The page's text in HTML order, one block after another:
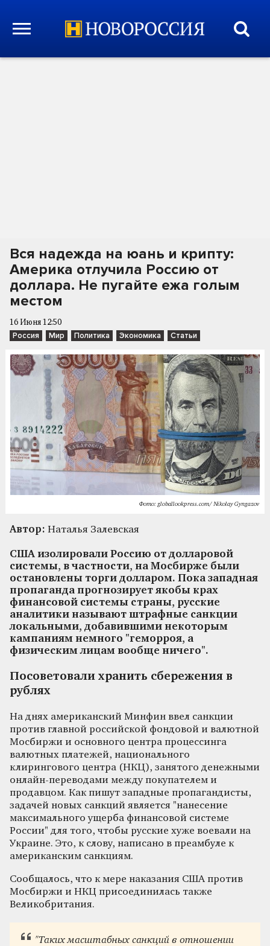
Вся надежда на юань и крипту:
Америка отлучила Россию от
доллара. Не пугайте ежа голым
местом
16 Июня 12:50
Россия Мир Политика Экономика Статьи
Фото: globallookpress.com/ Nikolay Gyngazov
Автор: Наталья Залевская
США изолировали Россию от долларовой
системы, в частности, на Мосбирже были
остановлены торги долларом. Пока западная
пропаганда прогнозирует якобы крах
финансовой системы страны, русские
аналитики называют штрафные санкции
локальными, добавившими некоторым
кампаниям немного "геморроя, а
физическим лицам вообще ничего".
Посоветовали хранить сбережения в
рублях
На днях американский Минфин ввел санкции
против главной российской фондовой и валютной
Мосбиржи и основного центра процессинга
валютных платежей, национального
клирингового центра (НКЦ), занятого денежными
онлайн-переводами между покупателем и
продавцом. Как пишут западные пропагандисты,
задачей новых санкций является "нанесение
максимального ущерба финансовой системе
России" для того, чтобы русские хуже воевали на
Украине. Это, к слову, написано в преамбуле к
американским санкциям.
Сообщалось, что к мере наказания США против
Мосбиржи и НКЦ присоединилась также
Великобритания.
"Таких масштабных санкций в отношении